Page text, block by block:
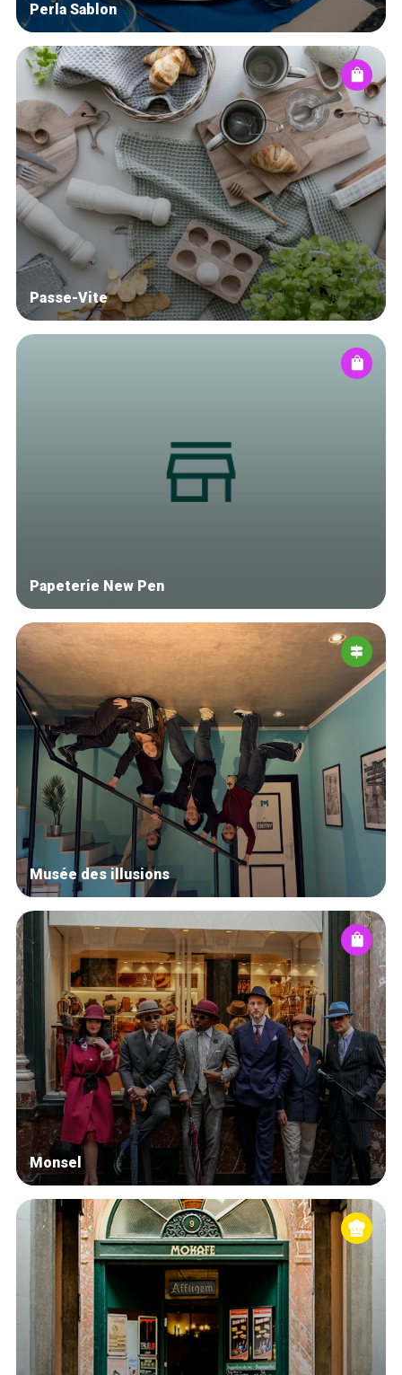
Accueil
Bonnes adresses
Quartiers
Blog
Tops 10
Artisans
A propos
Perla Sablon
Passe-Vite
Papeterie New Pen
Musée des illusions
Monsel